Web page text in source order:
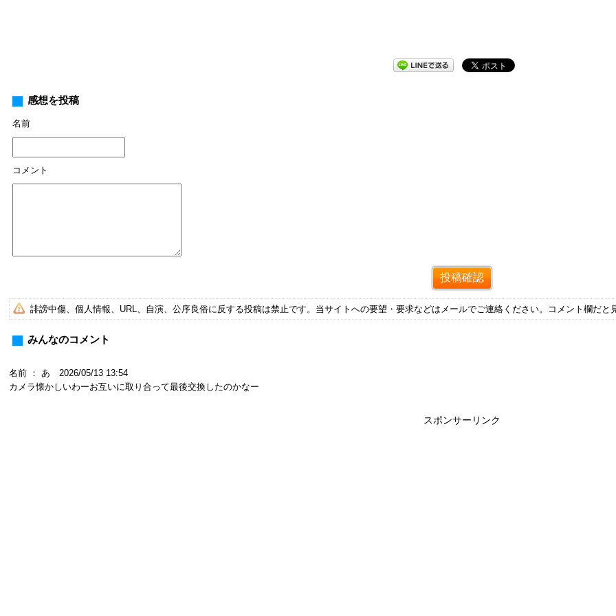
感想を投稿
名前
コメント
誹謗中傷、個人情報、URL、自演、公序良俗に反する投稿は禁止です。当サイトへの要望・要求などはメールでご連絡ください。コメント欄だと
みんなのコメント
名前 ： あ 2026/05/13 13:54
カメラ懐かしいわーお互いに取り合って最後交換したのかなー
スポンサーリンク